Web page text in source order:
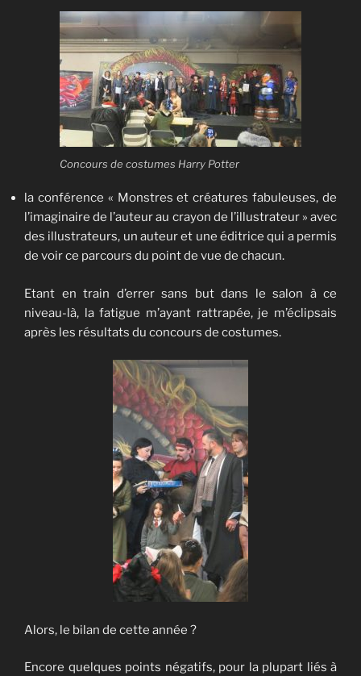
Concours de costumes Harry Potter
la conférence « Monstres et créatures fabuleuses, de
l’imaginaire de l’auteur au crayon de l’illustrateur » avec
des illustrateurs, un auteur et une éditrice qui a permis
de voir ce parcours du point de vue de chacun.
Etant en train d’errer sans but dans le salon à ce
niveau-là, la fatigue m’ayant rattrapée, je m’éclipsais
après les résultats du concours de costumes.
Alors, le bilan de cette année ?
Encore quelques points négatifs, pour la plupart liés à